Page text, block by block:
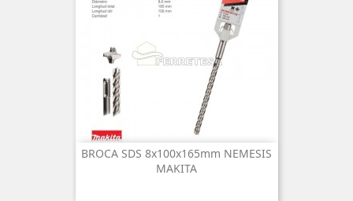
BROCA SDS 8x100x165mm NEMESIS
MAKITA